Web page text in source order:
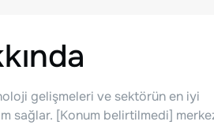
gelişmeleri ve sektörün en iyi
sağlar. [Konum belirtilmedi]